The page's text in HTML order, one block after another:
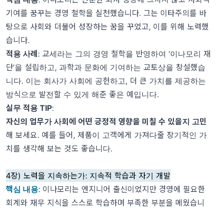
기여를 꿈꾸는 경영 철학을 실천했습니다. 그는 이타주의를 바
탕으로 사회와 더불어 성장하는 꿈을 꾸었고, 이를 위해 노력했
습니다.
적용 사례: 교세라는 그의 경영 철학을 반영하여 ‘이나모리 재
단’을 설립하고, 과학과 문화에 기여하는 교토상을 창설했습
니다. 이는 회사가 사회에 공헌하고, 더 큰 가치를 제공하는
방식으로 발전할 수 있게 해준 좋은 예입니다.
실무 적용 TIP:
자신의 업무가 사회에 어떤 긍정적 영향을 미칠 수 있을지 고민
해 보세요. 예를 들어, 제품이 고객에게 가져다줄 장기적인 가
치를 생각해 보는 것도 좋습니다.
4장) 노력을 지속하는가: 지속적 학습과 자기 개발
핵심 내용: 이나모리는 엔지니어 출신이었지만 경영에 필요한
회계와 재무 지식을 스스로 학습하며 부족한 부분을 메웠습니